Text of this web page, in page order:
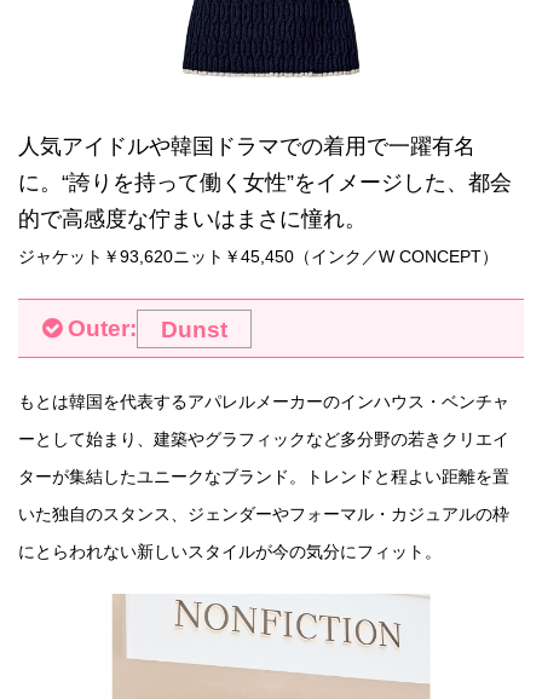
人気アイドルや韓国ドラマでの着用で一躍有名
に。“誇りを持って働く女性”をイメージした、都会
的で高感度な佇まいはまさに憧れ。
ジャケット￥93,620ニット￥45,450（インク／W CONCEPT）
Outer: Dunst
もとは韓国を代表するアパレルメーカーのインハウス・ベンチャ
ーとして始まり、建築やグラフィックなど多分野の若きクリエイ
ターが集結したユニークなブランド。トレンドと程よい距離を置
いた独自のスタンス、ジェンダーやフォーマル・カジュアルの枠
にとらわれない新しいスタイルが今の気分にフィット。